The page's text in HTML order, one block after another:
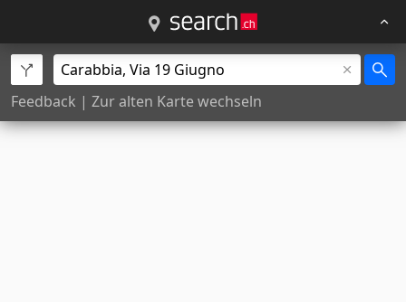
Feedback | Zur alten Karte wechseln